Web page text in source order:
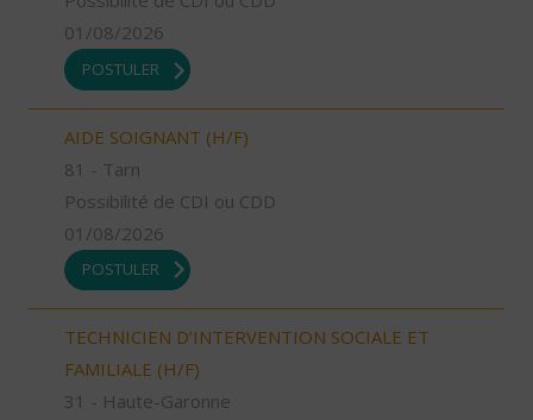
01/08/2026
POSTULER
AIDE SOIGNANT (H/F)
81 - Tarn
Possibilité de CDI ou CDD
01/08/2026
POSTULER
TECHNICIEN D’INTERVENTION SOCIALE ET
FAMILIALE (H/F)
31 - Haute-Garonne